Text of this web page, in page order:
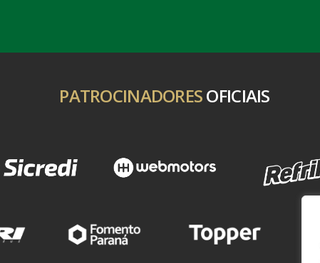
PATROCINADORESOFICIAIS